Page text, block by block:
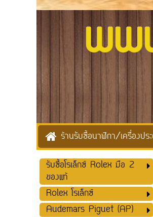
www.
ร้านรับซื้อนาฬิกา/เครื่องปร
รับซื้อโรเล็กซ์ Rolex มือ 2
ของแท้
Rolex โรเล็กซ์
Audemars Piguet (AP)